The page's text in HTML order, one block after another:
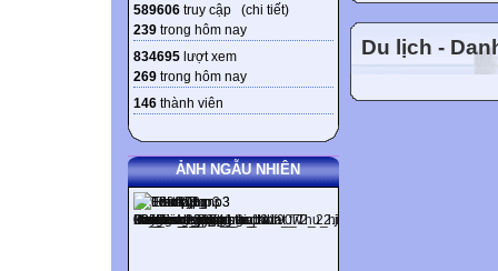
589606 truy cập (chi tiết)
239 trong hôm nay
834695 lượt xem
269 trong hôm nay
146 thành viên
ẢNH NGẪU NHIÊN
Sau những
chế: Nếu sau
câu thì thường
như vậy thường
Du lịch -